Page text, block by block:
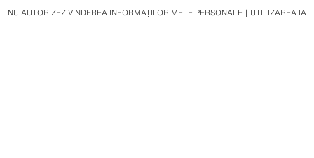
NU AUTORIZEZ VINDEREA INFORMAȚILOR MELE PERSONALE UTILIZAREA IA